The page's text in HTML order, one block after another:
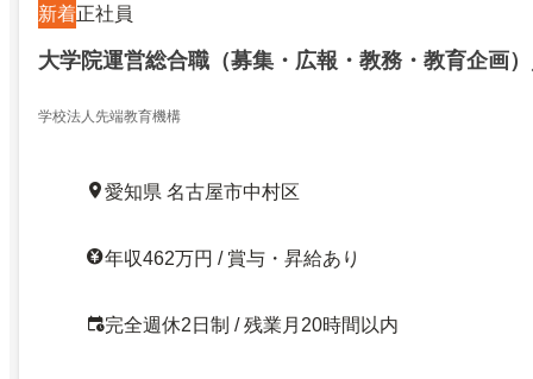
新着正社員
大学院運営総合職（募集・広報・教務・教育企画
学校法人先端教育機構
愛知県 名古屋市中村区
年収462万円 / 賞与・昇給あり
完全週休2日制 / 残業月20時間以内